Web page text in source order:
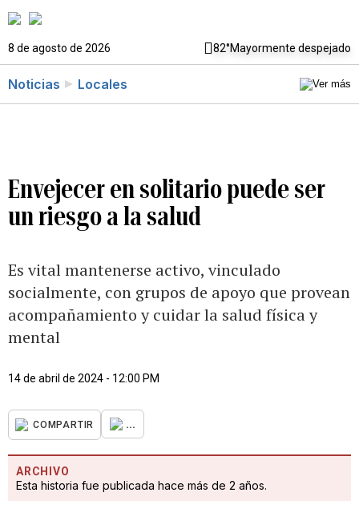
8 de agosto de 2026 82°Mayormente despejado
Noticias Locales
Envejecer en solitario puede ser
un riesgo a la salud
Es vital mantenerse activo, vinculado
socialmente, con grupos de apoyo que provean
acompañamiento y cuidar la salud física y
mental
14 de abril de 2024 - 12:00 PM
COMPARTIR ...
ARCHIVO
Esta historia fue publicada hace más de 2 años.